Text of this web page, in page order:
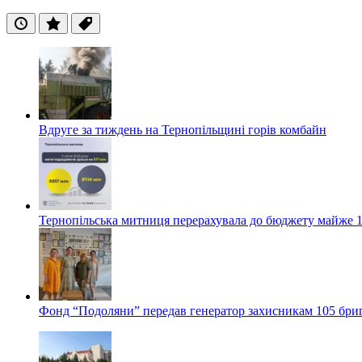
ОстанніПопулярні
Теги
Вдруге за тиждень на Тернопільщині горів комбайн
Тернопільська митниця перерахувала до бюджету майже
Фонд “Подоляни” передав генератор захисникам 105